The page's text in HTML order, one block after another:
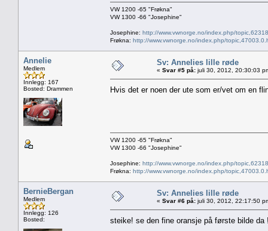
VW 1200 -65 "Frøkna"
VW 1300 -66 "Josephine"
Josephine: http://www.vwnorge.no/index.php/
Frøkna: http://www.vwnorge.no/index.php/
Annelie
Medlem
Innlegg: 167
Bosted: Drammen
Sv: Annelies lille røde
« Svar #5 på: juli 30, 2012, 20:30:03
Hvis det er noen der ute som er/vet om en
VW 1200 -65 "Frøkna"
VW 1300 -66 "Josephine"
Josephine: http://www.vwnorge.no/index.php/
Frøkna: http://www.vwnorge.no/index.php/
BernieBergan
Medlem
Innlegg: 126
Bosted:
Sv: Annelies lille røde
« Svar #6 på: juli 30, 2012, 22:17:50
steike! se den fine oransje på første bilde